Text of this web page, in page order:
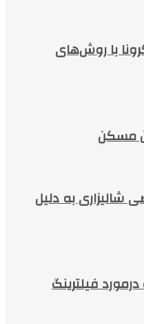
با روش‌های
مسکن
شالیزاری به دلیل
فیلترینگ